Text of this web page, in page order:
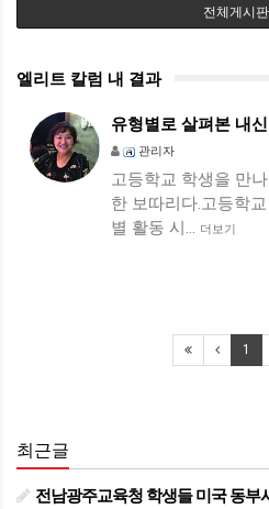
전체게시
엘리트 칼럼 내 결과
유형별로 살펴본 내
관리자
고등학교 학생을 만
한 보따리다.고등학
별 활동 시… 더보기
1
최근글
전남광주교육청 학생들 미국 동부서 글로벌 리더